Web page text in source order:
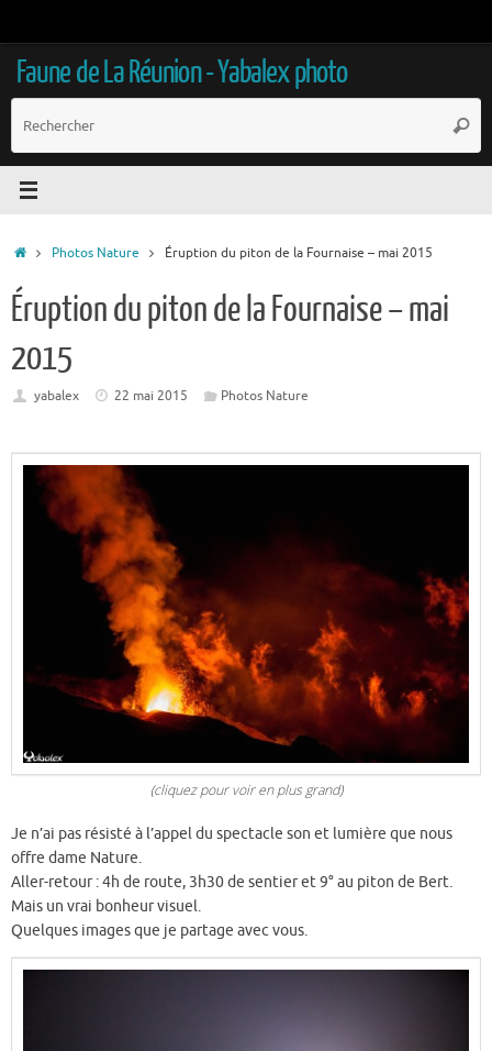
contenu
Faune de La Réunion - Yabalex photo
:
AccueilPhotos Nature Éruption du piton de la Fournaise – mai 2015
Éruption du piton de la Fournaise – mai
2015
yabalex 22 mai 2015 Photos Nature
(cliquez pour voir en plus grand)
Je n’ai pas résisté à l’appel du spectacle son et lumière que nous
offre dame Nature.
Aller-retour : 4h de route, 3h30 de sentier et 9° au piton de Bert.
Mais un vrai bonheur visuel.
Quelques images que je partage avec vous.